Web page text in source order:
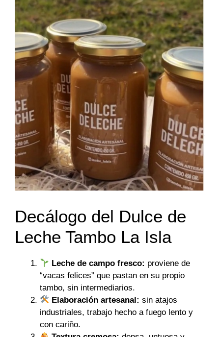
Decálogo del Dulce de
Leche Tambo La Isla
Leche de campo fresco: proviene de
“vacas felices” que pastan en su propio
tambo, sin intermediarios.
Elaboración artesanal: sin atajos
industriales, trabajo hecho a fuego lento y
con cariño.